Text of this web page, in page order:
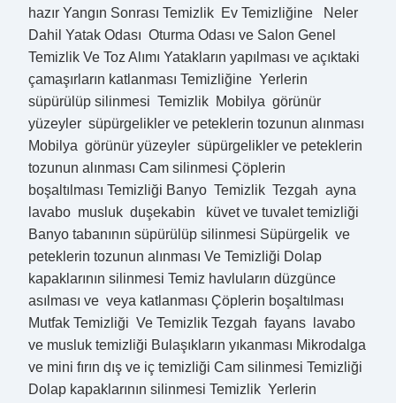
hazır Yangın Sonrası Temizlik Ev Temizliğine Neler
Dahil Yatak Odası Oturma Odası ve Salon Genel
Temizlik Ve Toz Alımı Yatakların yapılması ve açıktaki
çamaşırların katlanması Temizliğine Yerlerin
süpürülüp silinmesi Temizlik Mobilya görünür
yüzeyler süpürgelikler ve peteklerin tozunun alınması
Mobilya görünür yüzeyler süpürgelikler ve peteklerin
tozunun alınması Cam silinmesi Çöplerin
boşaltılması Temizliği Banyo Temizlik Tezgah ayna
lavabo musluk duşekabin küvet ve tuvalet temizliği
Banyo tabanının süpürülüp silinmesi Süpürgelik ve
peteklerin tozunun alınması Ve Temizliği Dolap
kapaklarının silinmesi Temiz havluların düzgünce
asılması ve veya katlanması Çöplerin boşaltılması
Mutfak Temizliği Ve Temizlik Tezgah fayans lavabo
ve musluk temizliği Bulaşıkların yıkanması Mikrodalga
ve mini fırın dış ve iç temizliği Cam silinmesi Temizliği
Dolap kapaklarının silinmesi Temizlik Yerlerin